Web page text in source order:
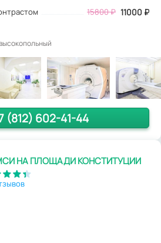
15800 ₽ 11000 ₽
(812) 602-41-44
НА ПЛОЩАДИ КОНСТИТУЦИИ